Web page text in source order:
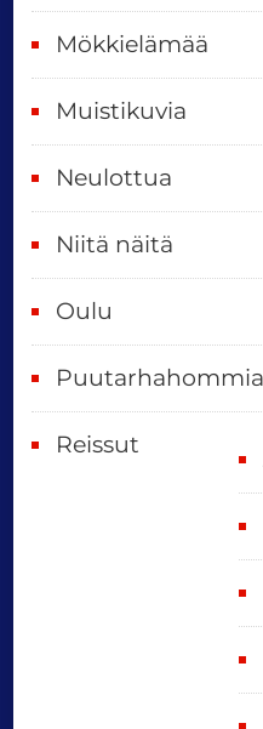
ä
t
Mökkielämää
Muistikuvia
Neulottua
Niitä näitä
Oulu
Puutarhahommia
Reissut